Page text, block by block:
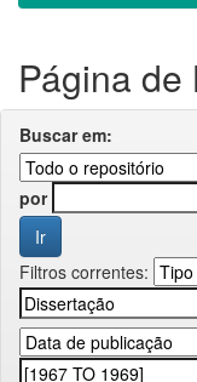
Página de
Buscar em:
por
Filtros correntes: